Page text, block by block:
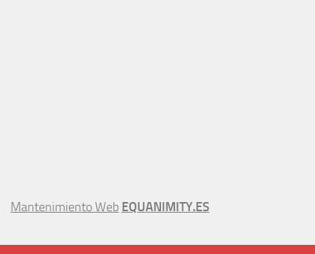
Mantenimiento Web EQUANIMITY.ES